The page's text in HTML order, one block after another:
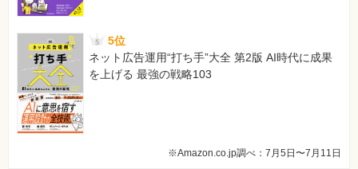
9-3-5 移動体通信
9-3-6 高速イーサネットの拡張
9-3-7 インターネットのプライベート利用
Part3 TCP/IP
第10章 TCP/IPの基礎知識
10-1 TCP/IPの歴史
10-2 TCP/IPの概要
10-2-1 TCP/IPに含まれるプロトコル
5位
ネット広告運用“打ち手”大全 第2版 AI時代に成果
を上げる 最強の戦略103
※Amazon.co.jp調べ：7月5日〜7月11日